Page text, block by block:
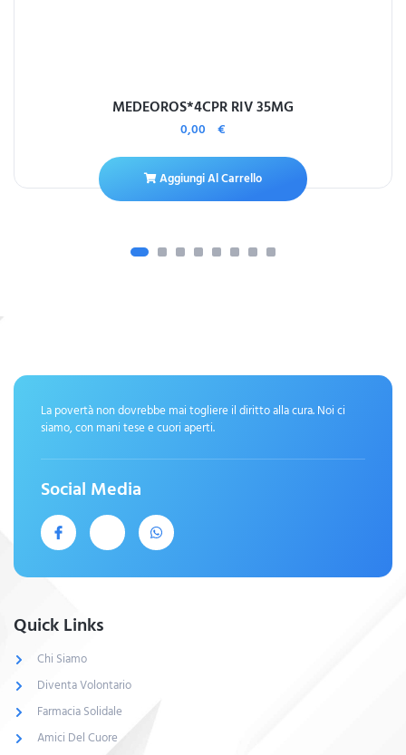
MEDEOROS*4CPR RIV 35MG
0,00 €
Aggiungi Al Carrello
La povertà non dovrebbe mai togliere il diritto alla cura. Noi ci
siamo, con mani tese e cuori aperti.
Social Media
Quick Links
Chi Siamo
Diventa Volontario
Farmacia Solidale
Amici Del Cuore